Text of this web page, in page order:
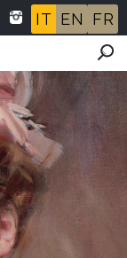
IT EN FR